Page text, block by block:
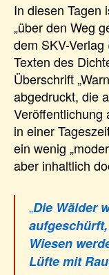
In diesen Tagen
„über den Weg
dem SKV-Verlag
Texten des
Überschrift
abgedruckt, die
Veröffentlichung
in einer
ein wenig
aber inhaltlich
„Die Wälder
Wiesen
Lüfte mit